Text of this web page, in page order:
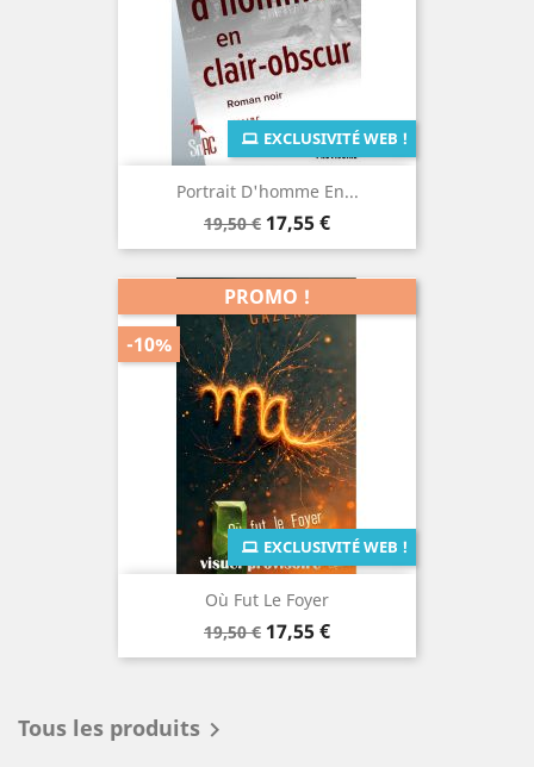
Portrait D'homme En...
Prix
de
19,50 € Prix
17,55 €
EXCLUSIVITÉ WEB !
Où Fut Le Foyer
Prix
de
19,50 € Prix
17,55 €
EXCLUSIVITÉ WEB !
PROMO !
-10%
Tous les produits 